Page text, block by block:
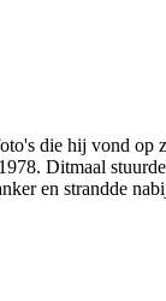
die hij vond
Ditmaal
en strandde